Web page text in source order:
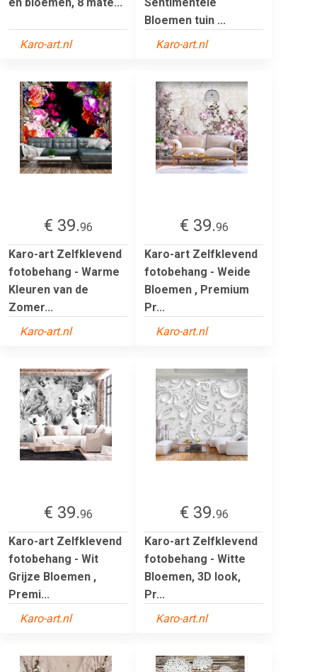
Karo-art.nl
Bloemen tuin ...
Karo-art.nl
€ 39.96
Karo-art Zelfklevend
fotobehang - Warme
Kleuren van de
Zomer...
Karo-art.nl
€ 39.96
Karo-art Zelfklevend
fotobehang - Weide
Bloemen , Premium
Pr...
Karo-art.nl
€ 39.96
Karo-art Zelfklevend
fotobehang - Wit
Grijze Bloemen ,
Premi...
Karo-art.nl
€ 39.96
Karo-art Zelfklevend
fotobehang - Witte
Bloemen, 3D look,
Pr...
Karo-art.nl